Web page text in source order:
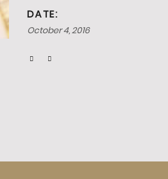
DATE:
October 4, 2016